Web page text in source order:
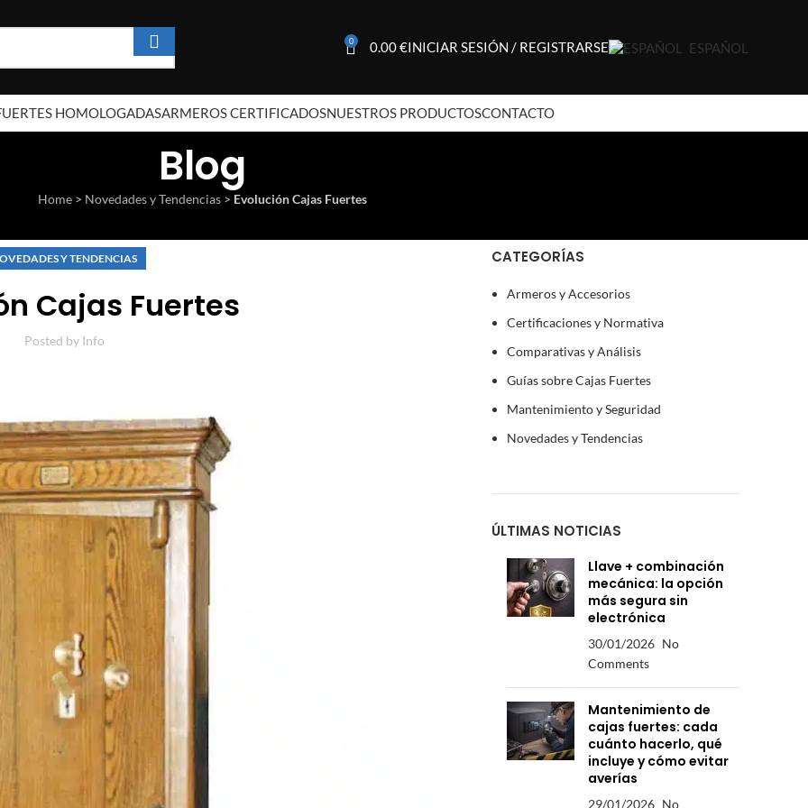
0 0.00€INICIAR SESIÓN / REGISTRARSE ESPAÑOL
HOMOLOGADASARMEROS CERTIFICADOSNUESTROS PRODUCTOSCONTACTO
Blog
Home> Novedades y Tendencias> Evolución Cajas Fuertes
Y TENDENCIAS
Cajas Fuertes
Posted by Info
CATEGORÍAS
Armeros y Accesorios
Certificaciones y Normativa
Comparativas y Análisis
Guías sobre Cajas Fuertes
Mantenimiento y Seguridad
Novedades y Tendencias
ÚLTIMAS NOTICIAS
Llave + combinación
mecánica: la opción
más segura sin
electrónica
30/01/2026 No
Comments
Mantenimiento de
cajas fuertes: cada
cuánto hacerlo, qué
incluye y cómo evitar
averías
29/01/2026 No